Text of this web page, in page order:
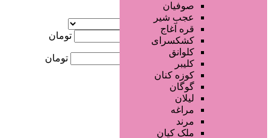
صوفیان
عجب شیر
قره آغاج
کشکسرای
کلوانق
کلیبر
کوزه کنان
گوگان
لیلان
مراغه
مرند
ملک کیان
کمترین قیمت
تومان
بیشترین قیمت تومان